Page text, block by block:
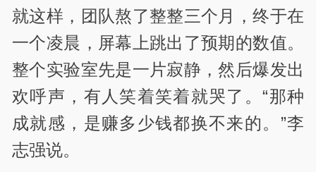
就这样，团队熬了整整三个月，终于在
一个凌晨，屏幕上跳出了预期的数值。
整个实验室先是一片寂静，然后爆发出
欢呼声，有人笑着笑着就哭了。“那种
成就感，是赚多少钱都换不来的。”李
志强说。